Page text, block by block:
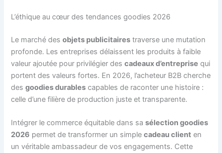
L’éthique au cœur des tendances goodies 2026
Le marché desobjets publicitaires traverse une mutation
profonde. Les entreprises délaissent les produits à faible
valeur ajoutée pour privilégier descadeaux d’entreprise qui
portent des valeurs fortes. En 2026, l’acheteur B2B cherche
desgoodies durables capables de raconter une histoire :
celle d’une filière de production juste et transparente.
Intégrer le commerce équitable dans sasélection goodies
2026 permet de transformer un simplecadeau client en
un véritable ambassadeur de vos engagements. Cette